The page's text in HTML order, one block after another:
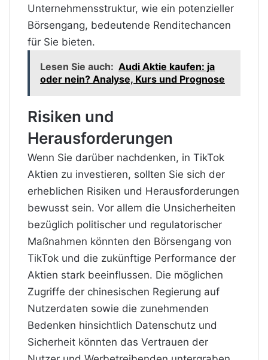
Unternehmensstruktur, wie ein potenzieller
Börsengang, bedeutende Renditechancen
für Sie bieten.
Lesen Sie auch: Audi Aktie kaufen: ja
oder nein? Analyse, Kurs und Prognose
Risiken und
Herausforderungen
Wenn Sie darüber nachdenken, in TikTok
Aktien zu investieren, sollten Sie sich der
erheblichen Risiken und Herausforderungen
bewusst sein. Vor allem die Unsicherheiten
bezüglich politischer und regulatorischer
Maßnahmen könnten den Börsengang von
TikTok und die zukünftige Performance der
Aktien stark beeinflussen. Die möglichen
Zugriffe der chinesischen Regierung auf
Nutzerdaten sowie die zunehmenden
Bedenken hinsichtlich Datenschutz und
Sicherheit könnten das Vertrauen der